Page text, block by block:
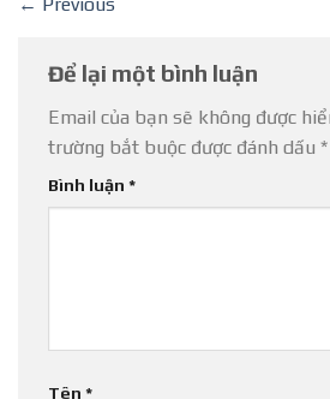
Để lại một bình luận
Email của bạn sẽ không được
trường bắt buộc được đánh dấu *
Bình luận *
Tên *